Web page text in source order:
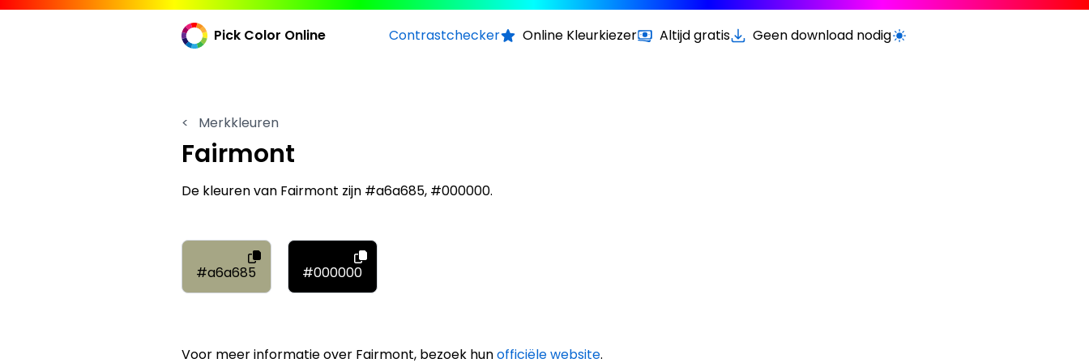
Pick Color Online Contrastchecker Online Kleurkiezer Altijd gratis Geen download nodigSchakel licht/donker modus
< Merkkleuren
Fairmont
De kleuren van Fairmont zijn #a6a685, #000000.
#a6a685 #000000
Voor meer informatie over Fairmont, bezoek hunofficiële website.